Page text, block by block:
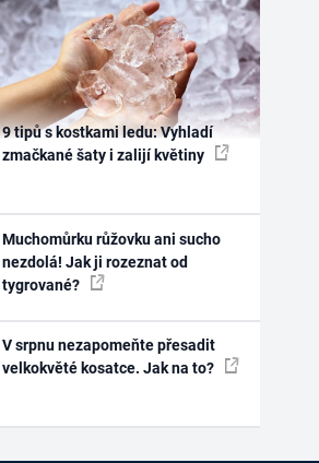
9 tipů s kostkami ledu: Vyhladí
zmačkané šaty i zalijí květiny
Muchomůrku růžovku ani sucho
nezdolá! Jak ji rozeznat od
tygrované?
V srpnu nezapomeňte přesadit
velkokvěté kosatce. Jak na to?